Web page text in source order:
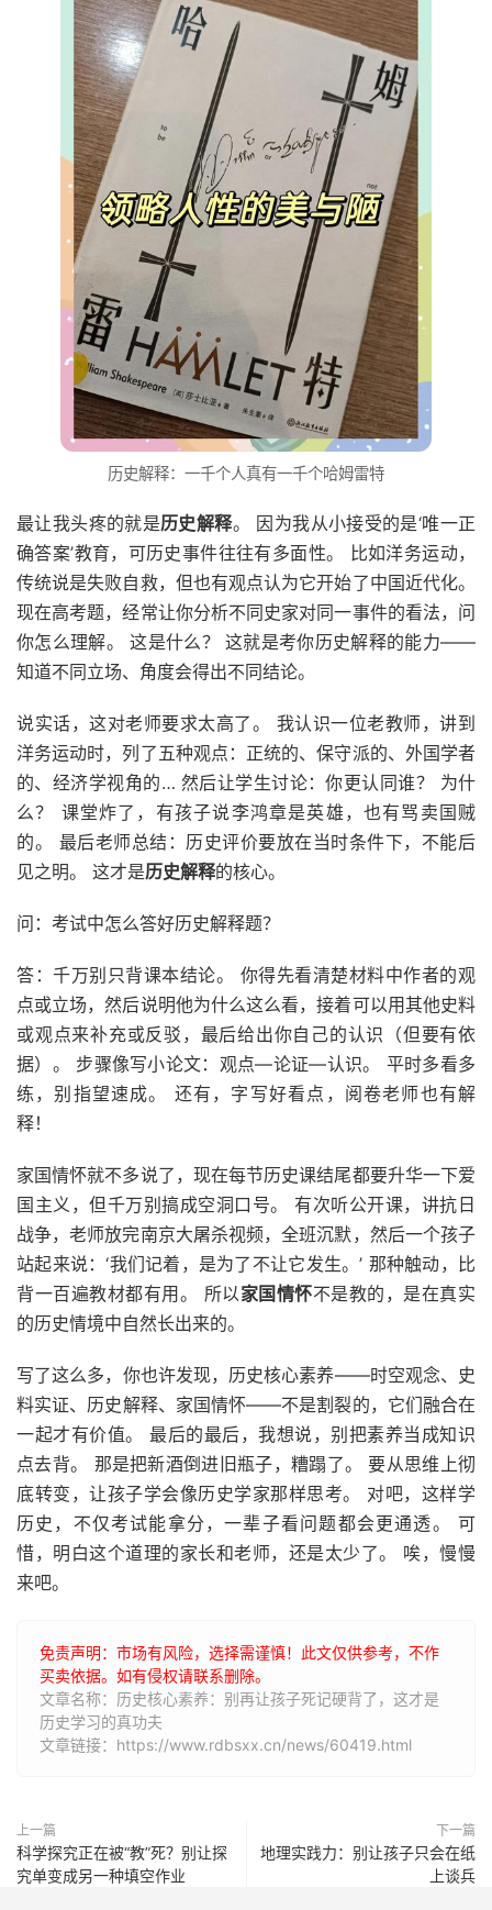
历史解释：一千个人真有一千个哈姆雷特
最让我头疼的就是历史解释。 因为我从小接受的是‘唯一正
确答案’教育，可历史事件往往有多面性。 比如洋务运动，
传统说是失败自救，但也有观点认为它开始了中国近代化。
现在高考题，经常让你分析不同史家对同一事件的看法，问
你怎么理解。 这是什么？ 这就是考你历史解释的能力——
知道不同立场、角度会得出不同结论。
说实话，这对老师要求太高了。 我认识一位老教师，讲到
洋务运动时，列了五种观点：正统的、保守派的、外国学者
的、经济学视角的… 然后让学生讨论：你更认同谁？ 为什
么？ 课堂炸了，有孩子说李鸿章是英雄，也有骂卖国贼
的。 最后老师总结：历史评价要放在当时条件下，不能后
见之明。 这才是历史解释的核心。
问：考试中怎么答好历史解释题？
答：千万别只背课本结论。 你得先看清楚材料中作者的观
点或立场，然后说明他为什么这么看，接着可以用其他史料
或观点来补充或反驳，最后给出你自己的认识（但要有依
据）。 步骤像写小论文：观点—论证—认识。 平时多看多
练，别指望速成。 还有，字写好看点，阅卷老师也有解
释！
家国情怀就不多说了，现在每节历史课结尾都要升华一下爱
国主义，但千万别搞成空洞口号。 有次听公开课，讲抗日
战争，老师放完南京大屠杀视频，全班沉默，然后一个孩子
站起来说：‘我们记着，是为了不让它发生。’ 那种触动，比
背一百遍教材都有用。 所以 家国情怀不是教的，是在真实
的历史情境中自然长出来的。
写了这么多，你也许发现，历史核心素养——时空观念、史
料实证、历史解释、家国情怀——不是割裂的，它们融合在
一起才有价值。 最后的最后，我想说，别把素养当成知识
点去背。 那是把新酒倒进旧瓶子，糟蹋了。 要从思维上彻
底转变，让孩子学会像历史学家那样思考。 对吧，这样学
历史，不仅考试能拿分，一辈子看问题都会更通透。 可
惜，明白这个道理的家长和老师，还是太少了。 唉，慢慢
来吧。
免责声明：市场有风险，选择需谨慎！此文仅供参考，不作
买卖依据。如有侵权请联系删除。
文章名称：历史核心素养：别再让孩子死记硬背了，这才是
历史学习的真功夫
文章链接：https://www.rdbsxx.cn/news/60419.html
上一篇
科学探究正在被“教”死？别让探
究单变成另一种填空作业
下一篇
地理实践力：别让孩子只会在纸
上谈兵